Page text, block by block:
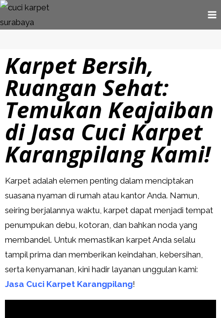
Karpet Bersih,
Ruangan Sehat:
Temukan Keajaiban
di Jasa Cuci Karpet
Karangpilang Kami!
Karpet adalah elemen penting dalam menciptakan
suasana nyaman di rumah atau kantor Anda. Namun,
seiring berjalannya waktu, karpet dapat menjadi tempat
penumpukan debu, kotoran, dan bahkan noda yang
membandel. Untuk memastikan karpet Anda selalu
tampil prima dan memberikan keindahan, kebersihan,
serta kenyamanan, kini hadir layanan unggulan kami:
Jasa Cuci Karpet Karangpilang!